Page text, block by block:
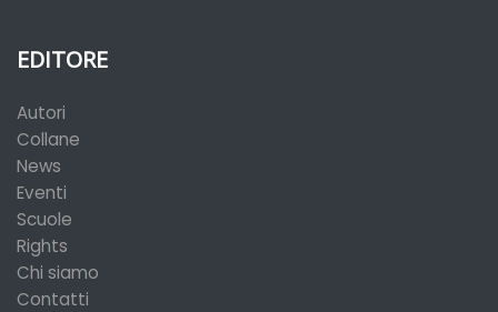
EDITORE
Autori
Collane
News
Eventi
Scuole
Rights
Chi siamo
Contatti